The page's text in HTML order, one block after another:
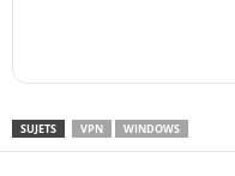
SUJETS VPN WINDOWS